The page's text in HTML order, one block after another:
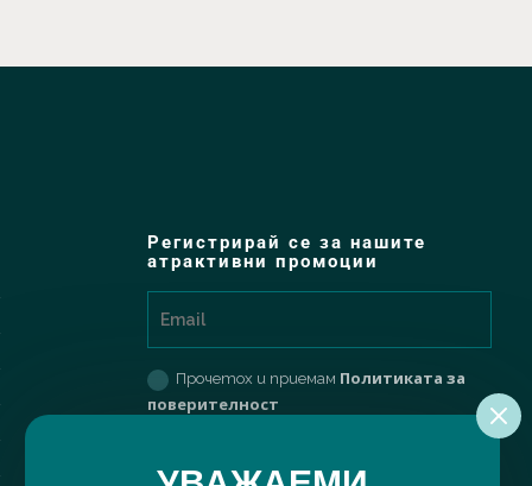
Регистрирай се за нашите
атрактивни промоции
Прочетох и приемам Политиката за
поверителност